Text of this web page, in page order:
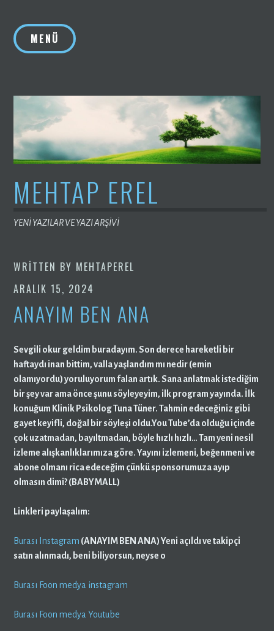
MENÜ
MEHTAP EREL
YENİ YAZILAR VE YAZI ARŞİVİ
WRITTEN BY MEHTAPEREL
ARALIK 15, 2024
ANAYIM BEN ANA
Sevgili okurgeldim buradayım. Son derece hareketli bir
haftaydı inan bittim, valla yaşlandım mı nedir (emin
olamıyordu) yoruluyorum falan artık. Sana anlatmak istediğim
bir şey var ama önce şunu söyleyeyim, ilk program yayında. İlk
konuğum Klinik Psikolog Tuna Tüner. Tahmin edeceğiniz gibi
gayet keyifli, doğal bir söyleşi oldu.You Tube’da olduğu içinde
çok uzatmadan, bayıltmadan, böyle hızlı hızlı… Tam yeni nesil
izleme alışkanlıklarımıza göre. Yayını izlemeni, beğenmeni ve
abone olmanı rica edeceğim çünkü sponsorumuza ayıp
olmasın dimi? (BABYMALL)
Linkleri paylaşalım:
Burası Instagram (ANAYIM BEN ANA) Yeni açıldı ve takipçi
satın alınmadı, beni biliyorsun, neyse o
Burası Foon medya instagram
Burası Foon medya Youtube